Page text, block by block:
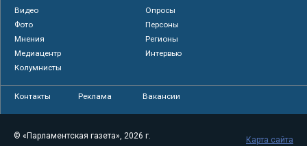
Видео
Опросы
Фото
Персоны
Мнения
Регионы
Медиацентр
Интервью
Колумнисты
Контакты Реклама Вакансии
© «Парламентская газета», 2026 г.
Карта сайта